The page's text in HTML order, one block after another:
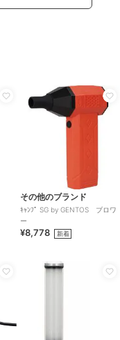
その他のブランド
ｷｬﾝﾌﾟ SG by GENTOS ブロワ
ー
¥8,778 新着